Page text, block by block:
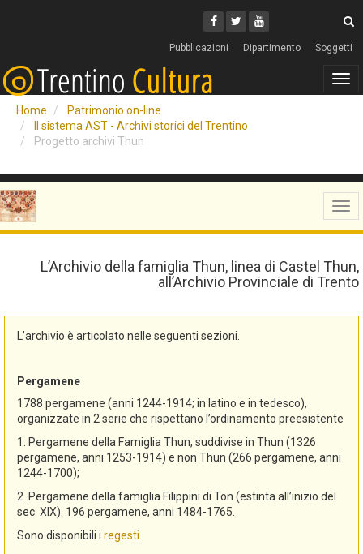
Facebook
Twitter
Youtube
Pubblicazioni Dipartimento Soggetti
Home
Patrimonio on-line
Il sistema AST - Archivi storici del Trentino
Progetto archivi Thun
L’Archivio della famiglia Thun, linea di Castel Thun,
all’Archivio Provinciale di Trento
L’archivio è articolato nelle seguenti sezioni.
Pergamene
1788 pergamene (anni 1244-1914; in latino e in tedesco),
organizzate in 2 serie che rispettano l’ordinamento preesistente
1. Pergamene della Famiglia Thun, suddivise in Thun (1326
pergamene, anni 1253-1914) e non Thun (266 pergamene, anni
1244-1700);
2. Pergamene della famiglia Filippini di Ton (estinta all’inizio del
sec. XIX): 196 pergamene, anni 1484-1765.
Sono disponibili i regesti